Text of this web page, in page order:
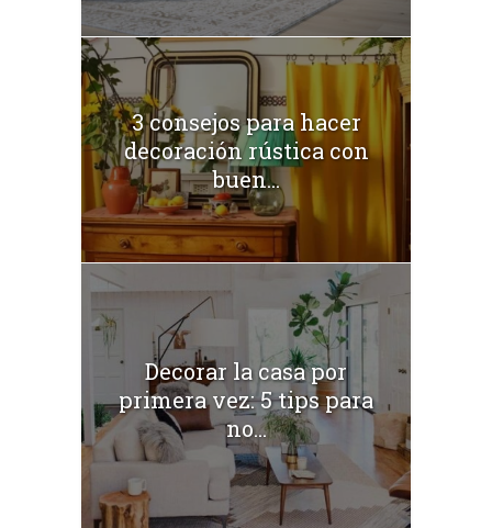
3 consejos para hacer
decoración rústica con
buen...
Decorar la casa por
primera vez: 5 tips para
no...